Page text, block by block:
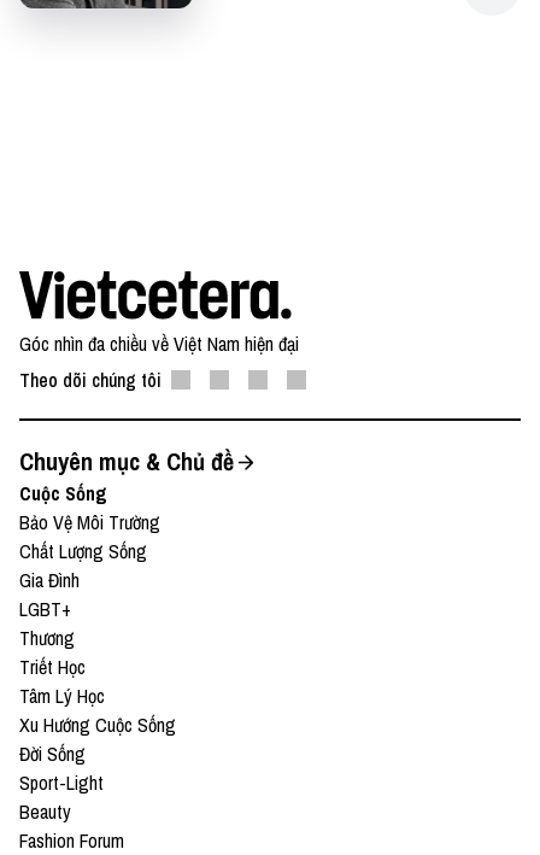
Góc nhìn đa chiều về Việt Nam hiện đại
Theo dõi chúng tôi
Chuyên mục & Chủ đề
Cuộc Sống
Bảo Vệ Môi Trường
Chất Lượng Sống
Gia Đình
LGBT+
Thương
Triết Học
Tâm Lý Học
Xu Hướng Cuộc Sống
Đời Sống
Sport-Light
Beauty
Fashion Forum